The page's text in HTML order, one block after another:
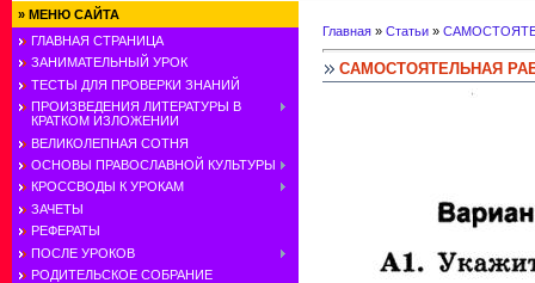
» МЕНЮ САЙТА
ГЛАВНАЯ СТРАНИЦА
ЗАНИМАТЕЛЬНЫЙ УРОК
ТЕСТЫ ДЛЯ ПРОВЕРКИ ЗНАНИЙ
ПРОИЗВЕДЕНИЯ ЛИТЕРАТУРЫ В
КРАТКОМ ИЗЛОЖЕНИИ
ВЕЛИКОЛЕПНАЯ СОТНЯ
ОСНОВЫ ПРАВОСЛАВНОЙ КУЛЬТУРЫ
КРОССВОДЫ К УРОКАМ
ЗАЧЕТЫ
РЕФЕРАТЫ
ПОСЛЕ УРОКОВ
РОДИТЕЛЬСКОЕ СОБРАНИЕ
Главная » Статьи »
САМОСТОЯТЕЛЬНАЯ